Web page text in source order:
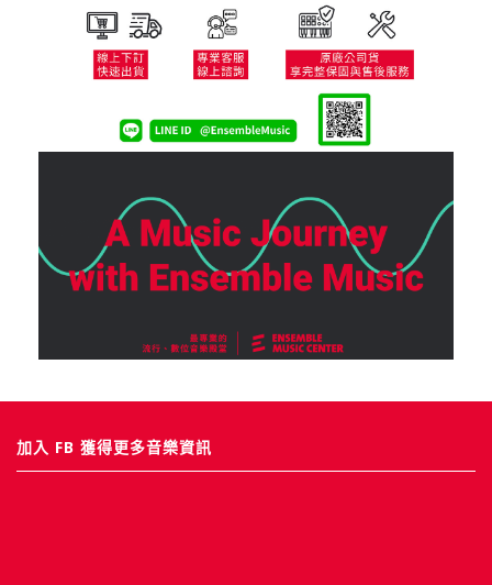
加入 FB 獲得更多音樂資訊